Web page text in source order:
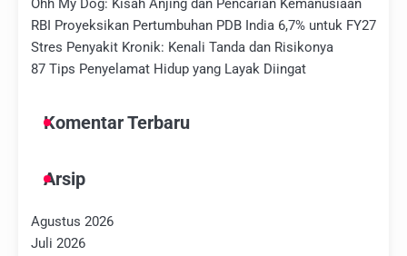
Ohh My Dog: Kisah Anjing dan Pencarian Kemanusiaan
RBI Proyeksikan Pertumbuhan PDB India 6,7% untuk FY27
Stres Penyakit Kronik: Kenali Tanda dan Risikonya
87 Tips Penyelamat Hidup yang Layak Diingat
Komentar Terbaru
Arsip
Agustus 2026
Juli 2026